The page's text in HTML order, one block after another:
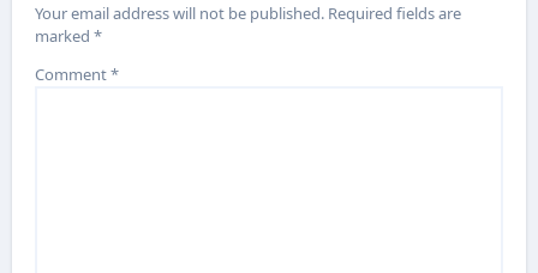
Your email address will not be published. Required fields are
marked*
Comment*